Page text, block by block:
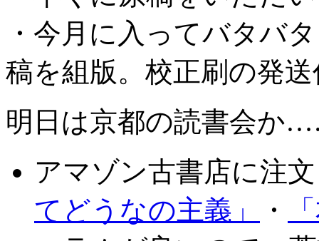
・今月に入ってバタバ
稿を組版。校正刷の発
明日は京都の読書会か
アマゾン古書店に注
てどうなの主義」
・